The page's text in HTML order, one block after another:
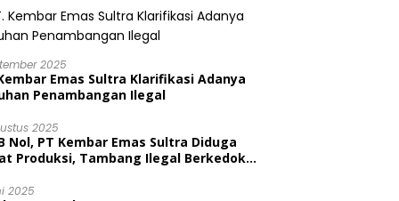
2025
Emas Sultra Klarifikasi Adanya
Penambangan Ilegal
2025
Nol, PT Kembar Emas Sultra Diduga
Produksi, Tambang Ilegal Berkedok
2025